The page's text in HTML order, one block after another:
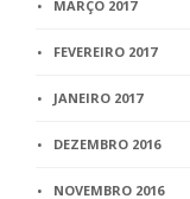
MARÇO 2017
FEVEREIRO 2017
JANEIRO 2017
DEZEMBRO 2016
NOVEMBRO 2016